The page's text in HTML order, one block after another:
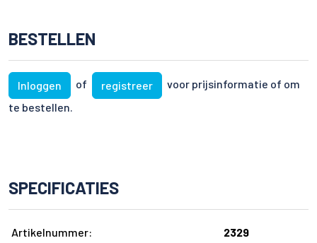
BESTELLEN
Inloggen of registreer
voor prijsinformatie of om
te bestellen.
SPECIFICATIES
Artikelnummer:
2329